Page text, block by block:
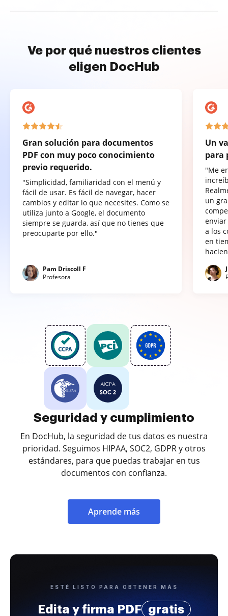
Ve por qué nuestros clientes
eligen DocHub
Gran solución para documentos
PDF con muy poco conocimiento
previo requerido.
"Simplicidad, familiaridad con el menú y
fácil de usar. Es fácil de navegar, hacer
cambios y editar lo que necesites. Como se
utiliza junto a Google, el documento
siempre se guarda, así que no tienes que
preocuparte por ello."
Pam Driscoll F
Profesora
Un
para
"Me
un
a los
en
Seguridad y cumplimiento
En DocHub, la seguridad de tus datos es nuestra
prioridad. Seguimos HIPAA, SOC2, GDPR y otros
estándares, para que puedas trabajar en tus
documentos con confianza.
Aprende más
ESTÉ LISTO PARA OBTENER MÁS
Edita y firma PDF gratis